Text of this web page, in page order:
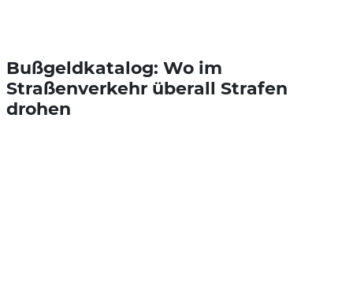
Bußgeldkatalog: Wo im
Straßenverkehr überall Strafen
drohen